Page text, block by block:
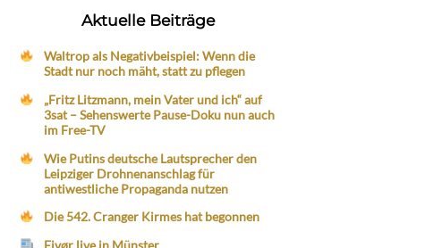
Aktuelle Beiträge
Waltrop als Negativbeispiel: Wenn die
Stadt nur noch mäht, statt zu pflegen
„Fritz Litzmann, mein Vater und ich“ auf
3sat – Sehenswerte Pause-Doku nun auch
im Free-TV
Wie Putins deutsche Lautsprecher den
Leipziger Drohnenanschlag für
antiwestliche Propaganda nutzen
Die 542. Cranger Kirmes hat begonnen